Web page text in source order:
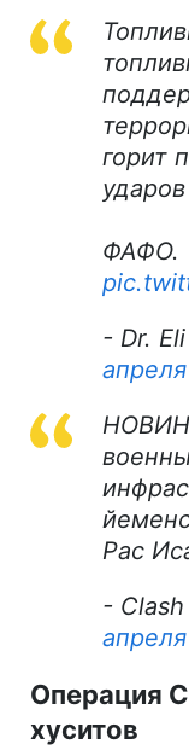
горит
ударов
ФАФО.
- Dr.
Рас
-
Операция
хуситов